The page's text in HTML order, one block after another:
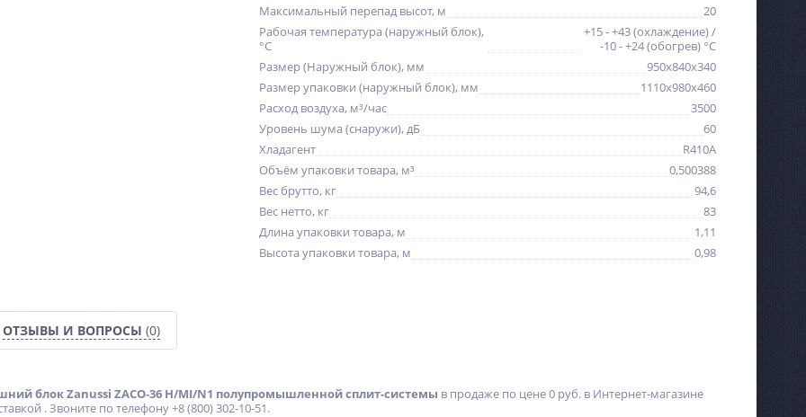
NEW
ХИТ
%
Сварочный инвертор
Циклон ВДИ-201
11 730руб.
Максимальный перепад высот, м
20
Рабочая температура (наружный блок),
°С
+15 - +43 (охлаждение) /
-10 - +24 (обогрев) °С
Размер (Наружный блок), мм
950x840x340
Размер упаковки (наружный блок), мм
1110x980x460
Расход воздуха, м³/час
3500
Уровень шума (снаружи), дБ
60
Хладагент
R410A
Объём упаковки товара, м³
0,500388
Вес брутто, кг
94,6
Вес нетто, кг
83
Длина упаковки товара, м
1,11
Высота упаковки товара, м
0,98
ОТЗЫВЫ И ВОПРОСЫ (0)
блок Zanussi ZACO-36 H/MI/N1 полупромышленной сплит-системы в продаже по цене 0 руб. в Интернет-магазине
. Звоните по телефону +8 (800) 302-10-51.